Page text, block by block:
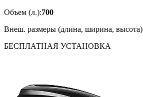
Объем (л.):700
Внеш. размеры (длина, ширина,
БЕСПЛАТНАЯ УСТАНОВКА